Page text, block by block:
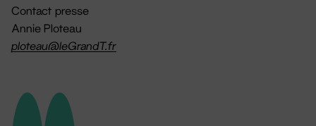
Contact presse
Annie Ploteau
ploteau@leGrandT.fr